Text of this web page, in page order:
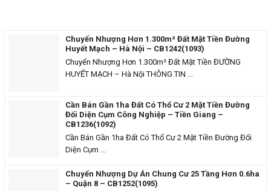
Chuyển Nhượng Hơn 1.300m² Đất Mặt Tiền Đường
Huyết Mạch – Hà Nội – CB1242(1093)
Chuyển Nhượng Hơn 1.300m² Đất Mặt Tiền ĐƯỜNG
HUYẾT MẠCH – Hà Nội THÔNG TIN ...
Cần Bán Gần 1ha Đất Có Thổ Cư 2 Mặt Tiền Đường
Đối Diện Cụm Công Nghiệp – Tiền Giang –
CB1236(1092)
Cần Bán Gần 1ha Đất Có Thổ Cư 2 Mặt Tiền Đường Đối
Diện Cụm ...
Chuyển Nhượng Dự Án Chung Cư 25 Tầng Hơn 0.6ha
– Quận 8 – CB1252(1095)